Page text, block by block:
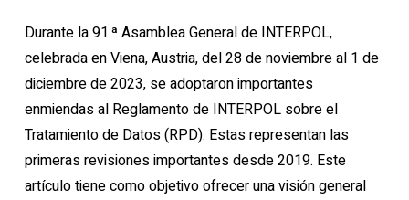
Durante la 91.ª Asamblea General de INTERPOL,
celebrada en Viena, Austria, del 28 de noviembre al 1 de
diciembre de 2023, se adoptaron importantes
enmiendas al Reglamento de INTERPOL sobre el
Tratamiento de Datos (RPD). Estas representan las
primeras revisiones importantes desde 2019. Este
artículo tiene como objetivo ofrecer una visión general